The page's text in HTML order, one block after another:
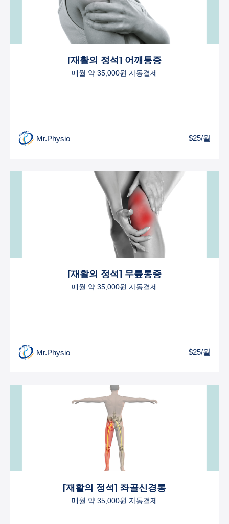
[재활의 정석] 어깨통증
매월 약 35,000원 자동결제
Mr.Physio $25/월
[재활의 정석] 무릎통증
매월 약 35,000원 자동결제
Mr.Physio $25/월
[재활의 정석] 좌골신경통
매월 약 35,000원 자동결제